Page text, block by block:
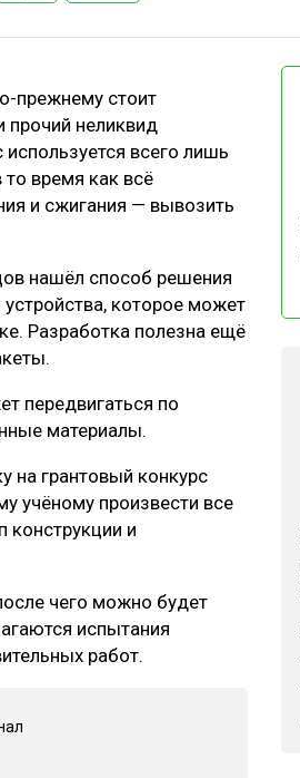
КАЛЕНДАРЬ
прежнему стоит
прочий неликвид
всего лишь
время как всё
и сжигания — вывозить
нашёл способ решения
которое может
Разработка полезна ещё
передвигаться по
материалы.
на грантовый конкурс
учёному произвести все
конструкции и
чего можно будет
испытания
работ.